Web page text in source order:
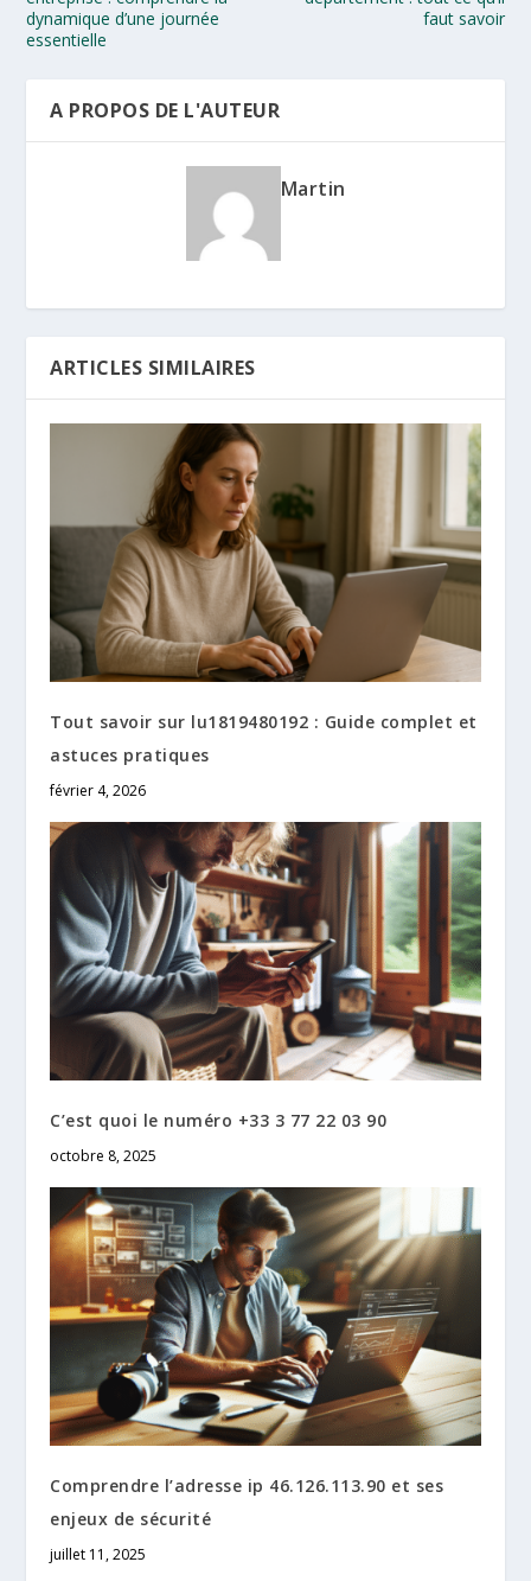
dynamique d’une journée
essentielle
faut savoir
A PROPOS DE L'AUTEUR
Martin
ARTICLES SIMILAIRES
Tout savoir sur lu1819480192 : Guide complet et
astuces pratiques
février 4, 2026
C’est quoi le numéro +33 3 77 22 03 90​
octobre 8, 2025
Comprendre l’adresse ip 46.126.113.90 et ses
enjeux de sécurité
juillet 11, 2025